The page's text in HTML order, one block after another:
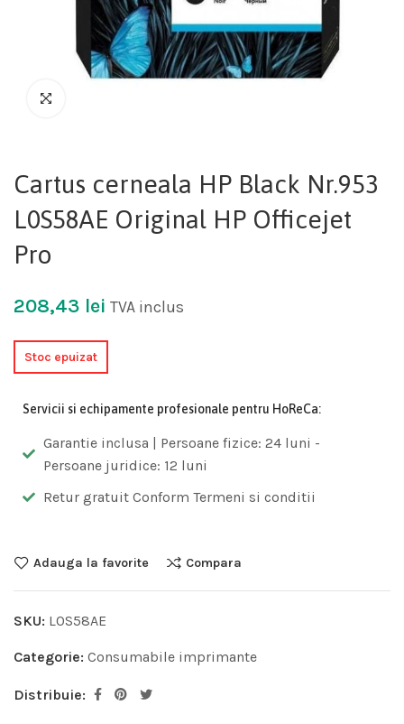
Cartus cerneala HP Black Nr.953
L0S58AE Original HP Officejet
Pro
208,43 lei TVA inclus
Stoc epuizat
Servicii si echipamente profesionale pentru HoReCa:
Garantie inclusa | Persoane fizice: 24 luni -
Persoane juridice: 12 luni
Retur gratuit Conform Termeni si conditii
Adauga la favorite Compara
SKU: L0S58AE
Categorie: Consumabile imprimante
Distribuie: